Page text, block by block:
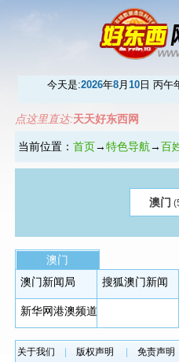
今天是:2026年8月 10 日 丙午
点这里直达:天天好东西网
当前位置： 首页→特色导航→百
澳门
澳门
澳门新闻局
搜狐澳门新闻
新华网港澳频道
关于我们 版权声明 免责声明